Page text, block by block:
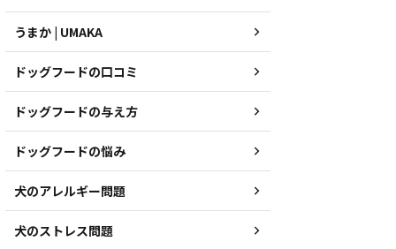
うまか | UMAKA
ドッグフードの口コミ
ドッグフードの与え方
ドッグフードの悩み
犬のアレルギー問題
犬のストレス問題